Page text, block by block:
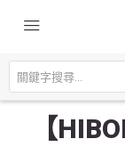
主頁
【HIBOR走勢
關係？
【